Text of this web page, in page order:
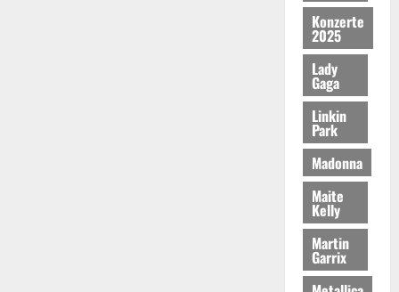
Konzerte
2025
Lady
Gaga
Linkin
Park
Madonna
Maite
Kelly
Martin
Garrix